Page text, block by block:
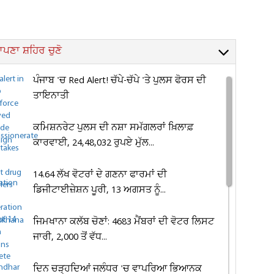
ਸ਼ਹਿਰ ਚੁਣੋ
ਪੰਜਾਬ 'ਚ Red Alert! ਚੱਪੇ-ਚੱਪੇ 'ਤੇ ਪੁਲਸ ਫੋਰਸ ਦੀ
ਤਾਇਨਾਤੀ
ਕਮਿਸ਼ਨਰੇਟ ਪੁਲਸ ਦੀ ਨਸ਼ਾ ਸਮੱਗਲਰਾਂ ਖ਼ਿਲਾਫ਼
ਕਾਰਵਾਈ, 24,48,032 ਰੁਪਏ ਮੁੱਲ...
14.64 ਲੱਖ ਵੋਟਰਾਂ ਦੇ ਗਣਨਾ ਫਾਰਮਾਂ ਦੀ
ਡਿਜੀਟਾਈਜ਼ੇਸ਼ਨ ਪੂਰੀ, 13 ਅਗਸਤ ਨੂੰ...
ਜਿਮਖਾਨਾ ਕਲੱਬ ਚੋਣਾਂ: 4683 ਮੈਂਬਰਾਂ ਦੀ ਵੋਟਰ ਲਿਸਟ
ਜਾਰੀ, 2,000 ਤੋਂ ਵੱਧ...
ਦਿਨ ਚੜ੍ਹਦਿਆਂ ਜਲੰਧਰ 'ਚ ਵਾਪਰਿਆ ਭਿਆਨਕ